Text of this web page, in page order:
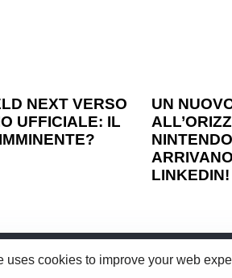
NEXT VERSO
UFFICIALE: IL
UN
LINKEDIN!
uses cookies to improve your web